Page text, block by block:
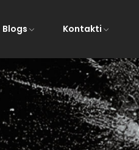
Blogs Kontakti